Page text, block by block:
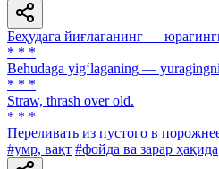
Беҳудага йиғлаганинг —
* * *
Behudaga yig‘laganing —
* * *
Straw, thrash over old.
* * *
Переливать из пустого в
#умр, вақт #фойда ва зарар ҳақида